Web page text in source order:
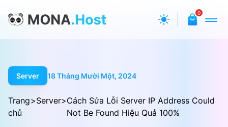
0
Server 18 Tháng Mười Một, 2024
Trang
chủ
>Server>Cách Sửa Lỗi Server IP Address Could
Not Be Found Hiệu Quả 100%